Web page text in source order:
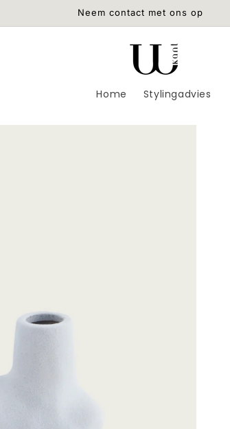
Neem contact met ons op
Home Stylingadvies